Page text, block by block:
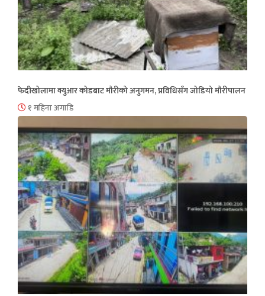
फेदीखोलामा क्युआर कोडबाट मौरीको अनुगमन, प्रविधिसँग जोडियो मौरीपालन
१ महिना अगाडि